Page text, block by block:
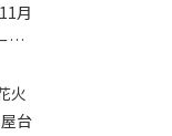
月
ス
日
新
火
台